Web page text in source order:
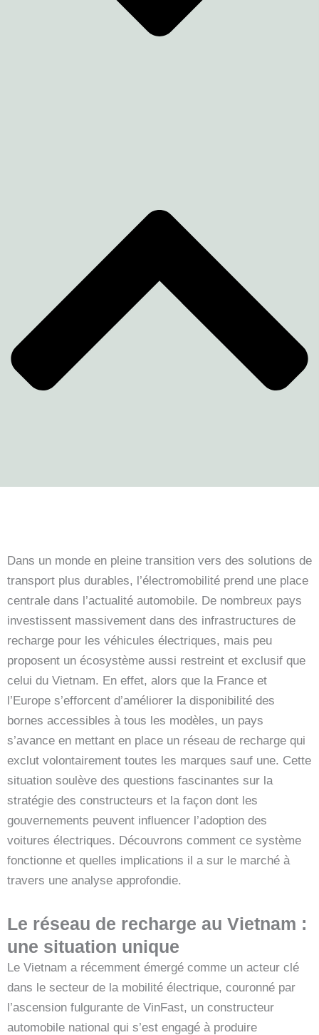
Dans un monde en pleine transition vers des solutions de
transport plus durables, l’électromobilité prend une place
centrale dans l’actualité automobile. De nombreux pays
investissent massivement dans des infrastructures de
recharge pour les véhicules électriques, mais peu
proposent un écosystème aussi restreint et exclusif que
celui du Vietnam. En effet, alors que la France et
l’Europe s’efforcent d’améliorer la disponibilité des
bornes accessibles à tous les modèles, un pays
s’avance en mettant en place un réseau de recharge qui
exclut volontairement toutes les marques sauf une. Cette
situation soulève des questions fascinantes sur la
stratégie des constructeurs et la façon dont les
gouvernements peuvent influencer l’adoption des
voitures électriques. Découvrons comment ce système
fonctionne et quelles implications il a sur le marché à
travers une analyse approfondie.
Le réseau de recharge au Vietnam :
une situation unique
Le Vietnam a récemment émergé comme un acteur clé
dans le secteur de la mobilité électrique, couronné par
l’ascension fulgurante de VinFast, un constructeur
automobile national qui s’est engagé à produire